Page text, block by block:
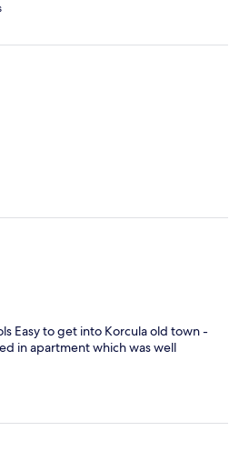
Easy to get into Korcula old town -
in apartment which was well